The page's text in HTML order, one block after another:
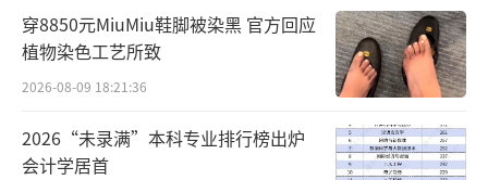
穿8850元MiuMiu鞋脚被染黑 官方回应
植物染色工艺所致
2026-08-09 18:21:36
2026“未录满”本科专业排行榜出炉
会计学居首